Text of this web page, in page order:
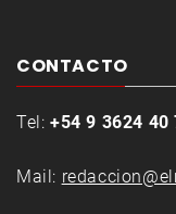
CONTACTO
Tel: +54 9 3624 40
Mail: